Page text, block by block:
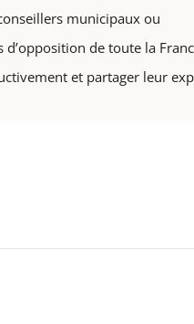
municipaux ou
de toute la
et partager leur